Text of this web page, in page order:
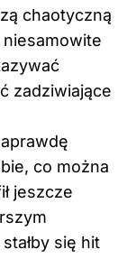
chaotyczną
zadziwiające
co można
jeszcze
się hit